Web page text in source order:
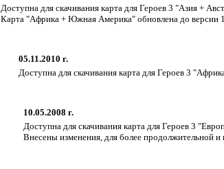
Доступна для скачивания карта для Героев 3 "Азия +
Карта "Африка + Южная Америка" обновлена до версии
05.11.2010 г.
Доступна для скачивания карта для Героев 3
10.05.2008 г.
Доступна для скачивания карта для Героев 3
Внесены изменения, для более продолжительной